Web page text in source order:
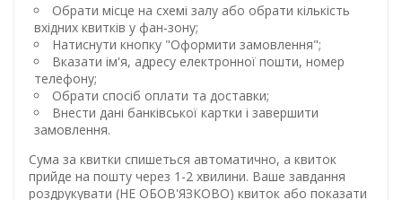
Обрати місце на схемі залу або обрати кількість
вхідних квитків у фан-зону;
Натиснути кнопку "Оформити замовлення";
Вказати ім'я, адресу електронної пошти, номер
телефону;
Обрати спосіб оплати та доставки;
Внести дані банківської картки і завершити
замовлення.
Сума за квитки спишеться автоматично, а квиток
прийде на пошту через 1-2 хвилини. Ваше завдання
роздрукувати (НЕ ОБОВ'ЯЗКОВО) квиток або показати